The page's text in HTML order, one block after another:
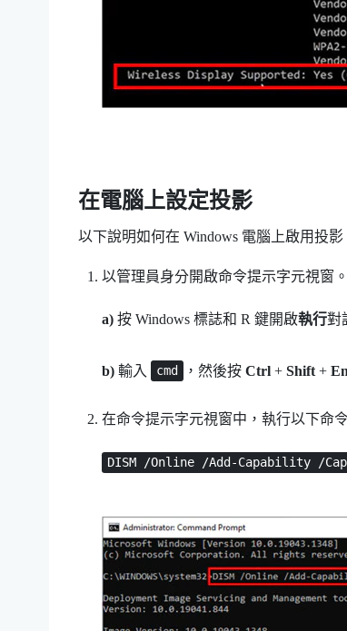
在電腦上設定投影
以下說明如何在 Windows電腦上啟用投影
以管理員身分開啟命令提示字元視窗。
a)按 Windows 標誌和 R 鍵開啟執行對
b)輸入 cmd ，然後按Ctrl +Shift +
在命令提示字元視窗中，執行以下命
DISM /Online /Add-Capability /